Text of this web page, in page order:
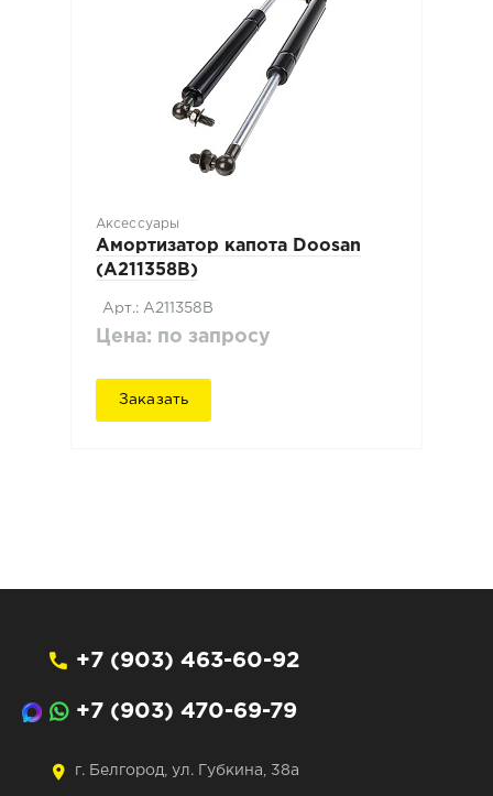
Аксессуары
Амортизатор капота Doosan
(A211358B)
Арт.: A211358B
Цена: по запросу
Заказать
+7 (903) 463-60-92
+7 (903) 470-69-79
г. Белгород, ул. Губкина, 38а